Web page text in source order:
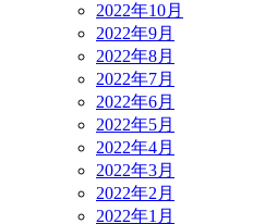
2022年10月
2022年9月
2022年8月
2022年7月
2022年6月
2022年5月
2022年4月
2022年3月
2022年2月
2022年1月